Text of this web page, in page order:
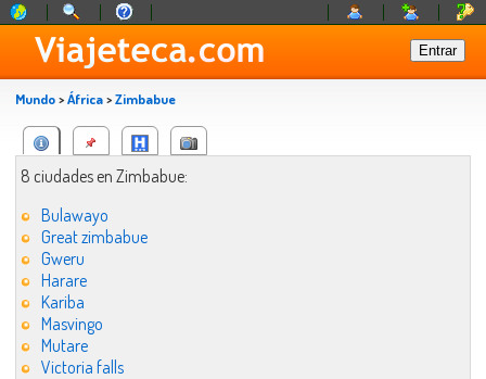
Mundo>África>Zimbabue
8 ciudades en Zimbabue:
Bulawayo
Great zimbabue
Gweru
Harare
Kariba
Masvingo
Mutare
Victoria falls